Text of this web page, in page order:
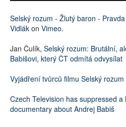
Selský rozum - Žlutý baron -
Vidlák on Vimeo.
Jan Čulík, Selský rozum: Brutální,
Babišovi, který ČT odmítá odvysílat
Vyjádření tvůrců filmu Selský rozum
Czech Television has suppressed
documentary about Andrej Babiš